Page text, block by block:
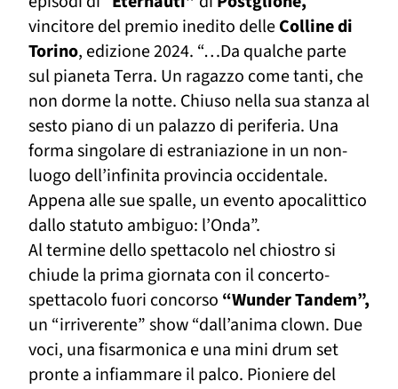
vincitore del premio inedito delleColline di
Torino, edizione 2024. “…Da qualche parte
sul pianeta Terra. Un ragazzo come tanti, che
non dorme la notte. Chiuso nella sua stanza al
sesto piano di un palazzo di periferia. Una
forma singolare di estraniazione in un non-
luogo dell’infinita provincia occidentale.
Appena alle sue spalle, un evento apocalittico
dallo statuto ambiguo: l’Onda”.
Al termine dello spettacolo nel chiostro si
chiude la prima giornata con il concerto-
spettacolo fuori concorso “Wunder Tandem”,
un “irriverente” show “dall’anima clown. Due
voci, una fisarmonica e una mini drum set
pronte a infiammare il palco. Pioniere del